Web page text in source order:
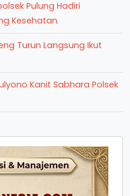
Pulung Hadiri
Kesehatan
Turun Langsung Ikut
Kanit Sabhara Polsek